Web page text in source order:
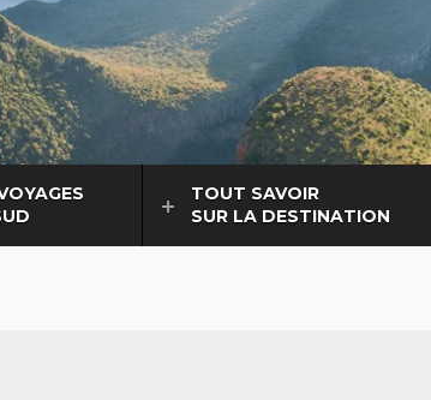
TOUT SAVOIR
SUR LA DESTINATION